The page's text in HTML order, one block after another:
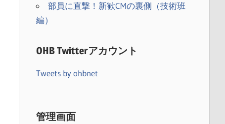
部員に直撃！新歓CMの裏側（技術班
編）
OHB Twitterアカウント
Tweets by ohbnet
管理画面